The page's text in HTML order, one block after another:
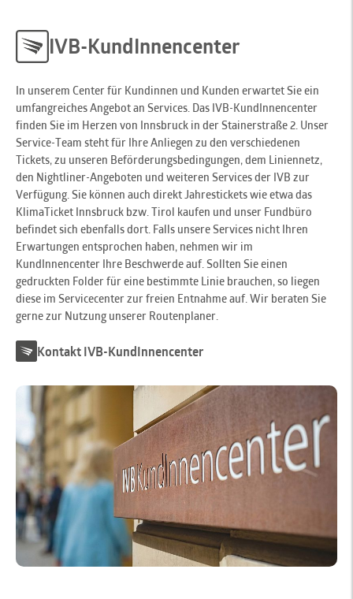
IVB-KundInnencenter
In unserem Center für Kundinnen und Kunden erwartet Sie ein
umfangreiches Angebot an Services. Das IVB-KundInnencenter
finden Sie im Herzen von Innsbruck in der Stainerstraße 2. Unser
Service-Team steht für Ihre Anliegen zu den verschiedenen
Tickets, zu unseren Beförderungsbedingungen, dem Liniennetz,
den Nightliner-Angeboten und weiteren Services der IVB zur
Verfügung. Sie können auch direkt Jahrestickets wie etwa das
KlimaTicket Innsbruck bzw. Tirol kaufen und unser Fundbüro
befindet sich ebenfalls dort. Falls unsere Services nicht Ihren
Erwartungen entsprochen haben, nehmen wir im
KundInnencenter Ihre Beschwerde auf. Sollten Sie einen
gedruckten Folder für eine bestimmte Linie brauchen, so liegen
diese im Servicecenter zur freien Entnahme auf. Wir beraten Sie
gerne zur Nutzung unserer Routenplaner.
Kontakt IVB-KundInnencenter